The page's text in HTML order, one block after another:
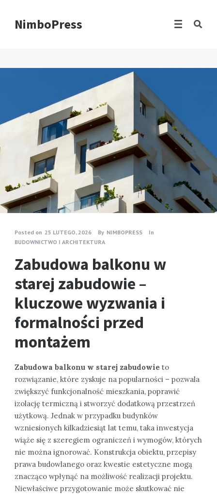
NimboPress
Posted on 25 LUTEGO, 2026 By NIMBOPRESS
In
BUDOWNICTWO I ARCHITEKTURA
Zabudowa balkonu w
starej zabudowie –
kluczowe wyzwania i
formalności przed
montażem
Zabudowa balkonu w starej zabudowie to
rozwiązanie, które zyskuje na popularności – pozwala
zwiększyć funkcjonalność mieszkania, poprawić
izolację termiczną i stworzyć dodatkową przestrzeń
użytkową. Jednak w przypadku budynków
wzniesionych kilkadziesiąt lat temu, taka inwestycja
wiąże się z szeregiem ograniczeń i wymogów, których
nie można ignorować. Konstrukcja obiektu, przepisy
prawa budowlanego oraz kwestie estetyczne mogą
znacząco wpłynąć na możliwość realizacji projektu.
Niewłaściwe przygotowanie może skutkować nie